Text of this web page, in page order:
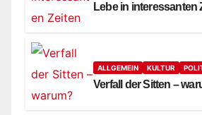
Lebe in interessanten
ALLGEMEIN KULTUR
Verfall der Sitten –